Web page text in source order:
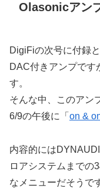
Olasonicアン
DigiFiの次号に付録
DAC付きアンプです
す。
そんな中、このアン
6/9の午後に「 on &
内容的には
ロアシステムまでの
なメニューだそうで